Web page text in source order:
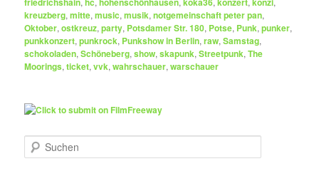
kreuzberg,mitte,music,musik,notgemeinschaft peter pan,
Oktober,ostkreuz,party, Potsdamer Str. 180, Potse, Punk,punker,
punkkonzert,punkrock, Punkshow in Berlin,raw,Samstag,
schokoladen,Schöneberg,show,skapunk,Streetpunk,The
Moorings,ticket,vvk,wahrschauer,warschauer
u